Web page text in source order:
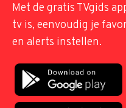
Met de gratis TVgids
tv is, eenvoudig je
en alerts instellen.